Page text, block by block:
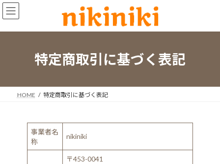
コ
ン
ン
ナ
ビ
ー
特定商取引に基づく表記
HOME 特定商取引に基づく表記
事業者名
称
nikiniki
〒453-0041